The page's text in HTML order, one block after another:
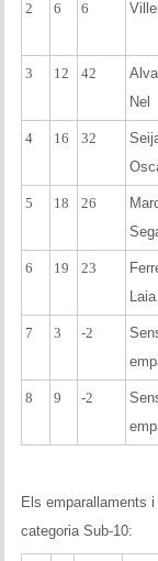
2 6 6
3 12 42
Nel
4 16 32
5 18 26
6 19 23
Laia
7 3 -2
8 9 -2
Els emparallaments
categoria Sub-10: